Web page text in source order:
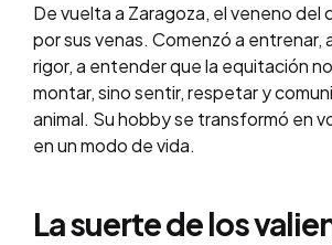
De vuelta a Zaragoza, el veneno del
por sus venas. Comenzó a entrenar,
rigor, a entender que la equitación
montar, sino sentir, respetar y
animal. Su hobby se transformó en
en un modo de vida.
La suerte de los